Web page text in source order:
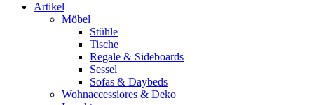
Artikel
Möbel
Stühle
Tische
Regale & Sideboards
Sessel
Sofas & Daybeds
Wohnaccessiores & Deko